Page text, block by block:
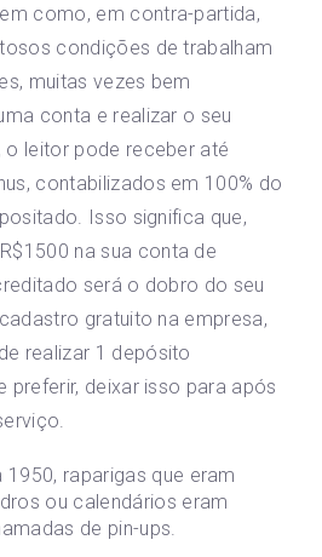
como, em contra-partida,
condições de trabalham
muitas vezes bem
conta e realizar o seu
o leitor pode receber até
contabilizados em 100% do
Isso significa que,
na sua conta de
será o dobro do seu
gratuito na empresa,
realizar 1 depósito
preferir, deixar isso para após
1950, raparigas que eram
ou calendários eram
de pin-ups.